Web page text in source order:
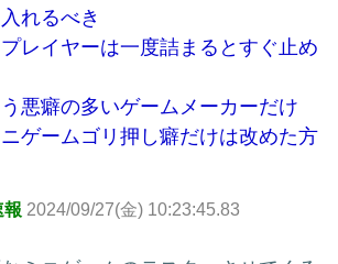
れるべき
レイヤーは一度詰まるとすぐ止め
悪癖の多いゲームメーカーだけ
ゲームゴリ押し癖だけは改めた方
報 2024/09/27(金) 10:23:45.83